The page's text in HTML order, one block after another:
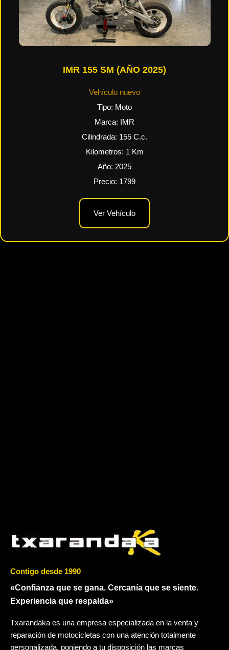
IMR 155 SM (AÑO 2025)
Vehículo nuevo
Tipo: Moto
Marca:
IMR
Cilindrada: 155 C.c.
Kilometros: 1 Km
Año: 2025
Precio: 1799
Ver Vehículo
Contigo desde 1990
«Confianza que se gana. Cercanía que se siente.
Experiencia que respalda»
Txarandaka es una empresa especializada en la venta y
reparación de motocicletas con una atención totalmente
personalizada, poniendo a tu disposición las marcas